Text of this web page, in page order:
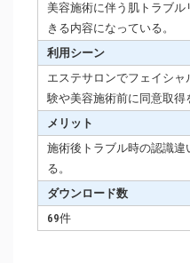
美容施術に伴う肌トラブ
きる内容になっている。
利用シーン
エステサロンでフェイシ
験や美容施術前に同意取得
メリット
施術後トラブル時の認識違
る。
ダウンロード数
69件